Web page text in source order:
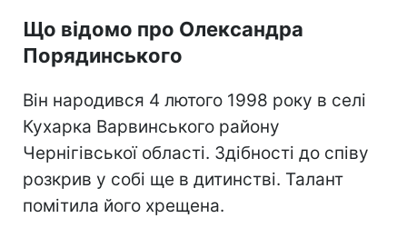
Що відомо про Олександра
Порядинського
Він народився 4 лютого 1998 року в селі
Кухарка Варвинського району
Чернігівської області. Здібності до співу
розкрив у собі ще в дитинстві. Талант
помітила його хрещена.